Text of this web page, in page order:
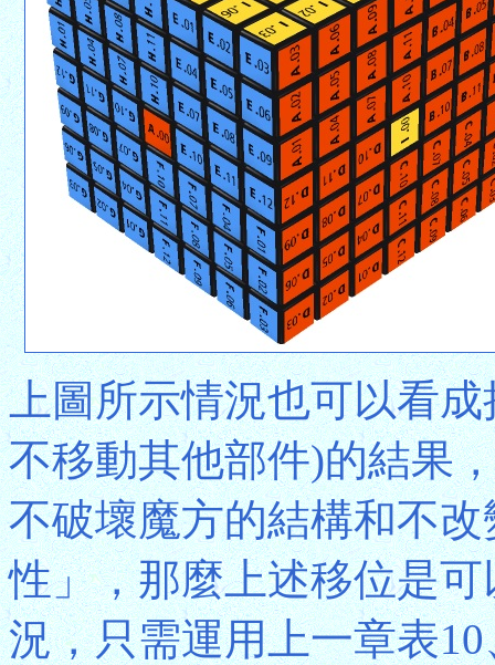
上圖所示情況也可以看
不移動其他部件)的結果
不破壞魔方的結構和不
性」，那麼上述移位是
況，只需運用上一章表